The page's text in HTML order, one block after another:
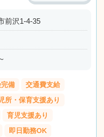
前沢1-4-35
備
交通費支給
所・保育支援あり
育児支援あり
即日勤務OK